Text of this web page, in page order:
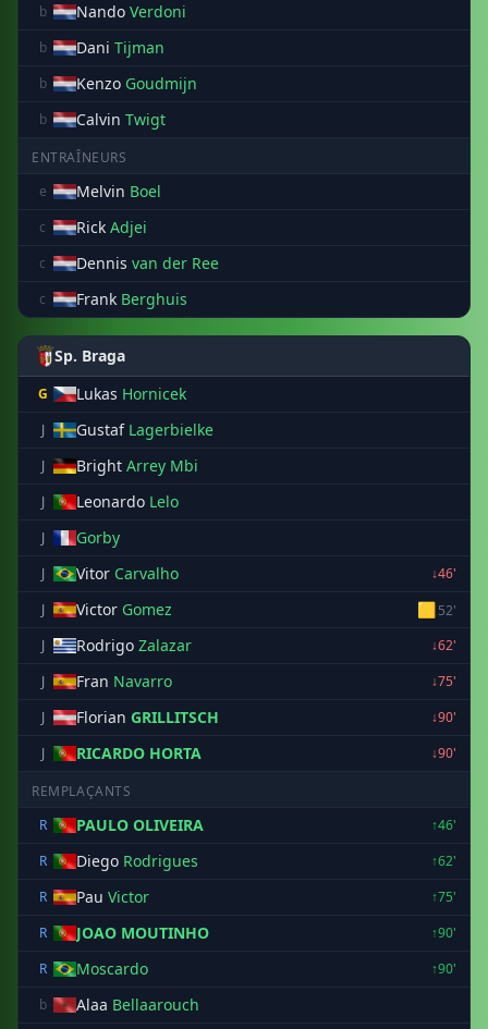
b Nando Verdoni
b Dani Tijman
b Kenzo Goudmijn
b Calvin Twigt
ENTRAÎNEURS
e
Melvin Boel
c Rick Adjei
c Dennis van der Ree
c Frank Berghuis
Sp. Braga
G Lukas Hornicek
J Gustaf Lagerbielke
J Bright Arrey Mbi
J Leonardo Lelo
J Gorby
J Vitor Carvalho
↓46'
J
Victor Gomez 🟨52'
J
Rodrigo Zalazar
↓62'
J
Fran Navarro
↓75'
J
Florian GRILLITSCH
↓90'
J
RICARDO HORTA ↓90'
REMPLAÇANTS
R
PAULO OLIVEIRA
↑46'
R
Diego Rodrigues
↑62'
R
Pau Victor
↑75'
R
JOAO MOUTINHO
↑90'
R
Moscardo
↑90'
b
Alaa Bellaarouch